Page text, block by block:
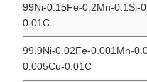
99Ni-0.15Fe-0.2Mn-
0.01C
99.9Ni-0.02Fe-
0.005Cu-0.01C